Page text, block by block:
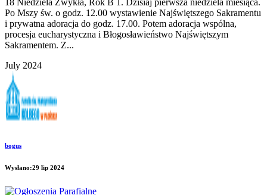
Po Mszy św. o godz. 12.00 wystawienie Najświętszego Sakramentu
i prywatna adoracja do godz. 17.00. Potem adoracja wspólna,
procesja eucharystyczna i Błogosławieństwo Najświętszym
Sakramentem. Z...
July 2024
bogus
Wysłano:29 lip 2024